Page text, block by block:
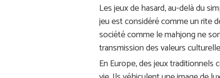
Les jeux de hasard, au-delà du
jeu est considéré comme un rite
société comme le mahjong ne
transmission des valeurs
En Europe, des jeux